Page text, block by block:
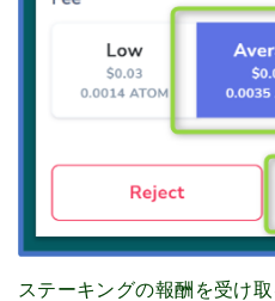
ステーキングの報酬を受け